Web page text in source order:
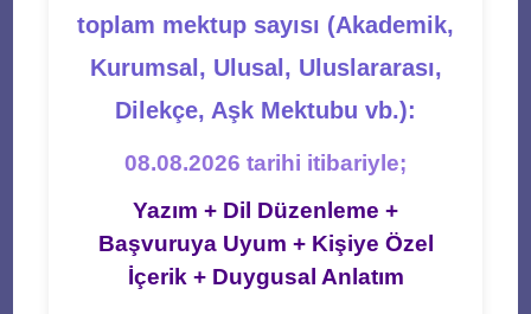
toplam mektup sayısı (Akademik,
Kurumsal, Ulusal, Uluslararası,
Dilekçe, Aşk Mektubu vb.):
08.08.2026 tarihi itibariyle;
Yazım + Dil Düzenleme +
Başvuruya Uyum + Kişiye Özel
İçerik + Duygusal Anlatım